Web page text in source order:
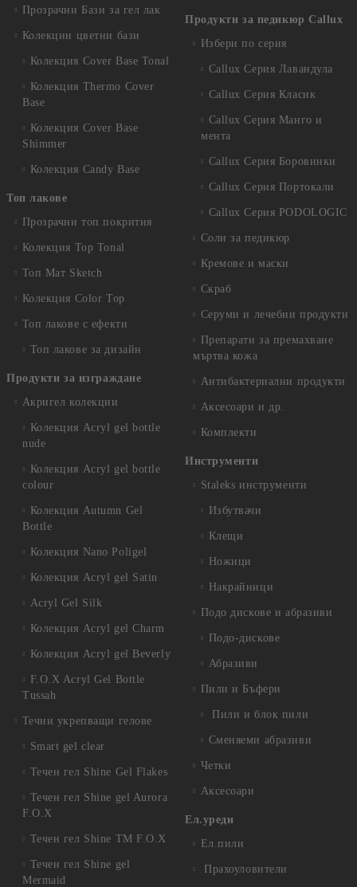
Прозрачни Бази за гел лак
Колекции цветни бази
Колекция Cover Base Tonal
Колекция Thermo Cover
Base
Колекция Cover Base
Shimmer
Колекция Candy Base
Топ лакове
Прозрачни топ покрития
Колекция Top Tonal
Топ Мат Sketch
Колекция Color Top
Топ лакове с ефекти
Топ лакове за дизайн
Продукти за изграждане
Акригел колекции
Колекция Acryl gel bottle
nude
Колекция Acryl gel bottle
colour
Колекция Autumn Gel
Bottle
Колекция Nano Poligel
Колекция Acryl gel Satin
Acryl Gel Silk
Колекция Acryl gel Charm
Колекция Acryl gel Beverly
F.O.X Acryl Gel Bottle
Tussah
Течни укрепващи гелове
Smart gel clear
Течен гел Shine Gel Flakes
Течен гел Shine gel Aurora
F.O.X
Течен гел Shine TM F.O.X
Течен гел Shine gel
Mermaid
Продукти за педикюр Callux
Избери по серия
Callux Серия Лавандула
Callux Серия Класик
Callux Серия Манго и
мента
Callux Серия Боровинки
Callux Серия Портокали
Callux Серия PODOLOGIC
Соли за педикюр
Кремове и маски
Скраб
Серуми и лечебни продукти
Препарати за премахване
мъртва кожа
Антибактериални продукти
Аксесоари и др.
Комплекти
Инструменти
Staleks инструменти
Избутвачи
Клещи
Ножици
Накрайници
Подо дискове и абразиви
Подо-дискове
Абразиви
Пили и Бъфери
Пили и блок пили
Сменяеми абразиви
Четки
Аксесоари
Ел.уреди
Ел.пили
Прахоуловители